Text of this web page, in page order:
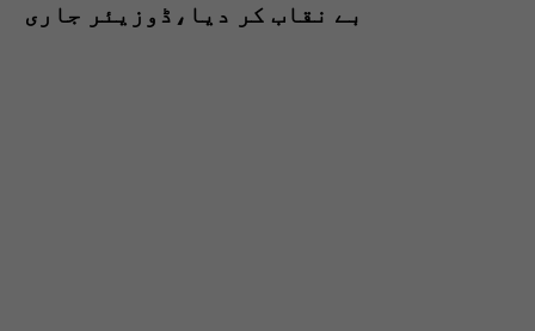
بے نقاب کر دیا،ڈوزیئر جاری